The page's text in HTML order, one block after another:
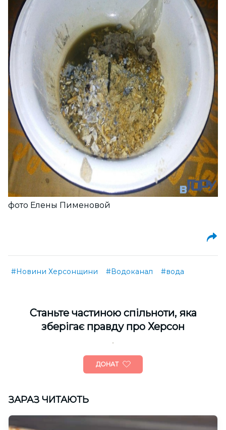
фото Елены Пименовой
#Новини Херсонщини #Водоканал #вода
Cтаньте частиною спільноти, яка
зберігає правду про Херсон
ДОНАТ
ЗАРАЗ ЧИТАЮТЬ